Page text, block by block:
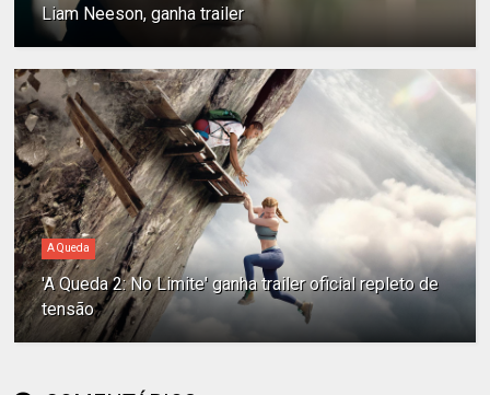
Liam Neeson, ganha trailer
A Queda
'A Queda 2: No Limite' ganha trailer oficial repleto de
tensão